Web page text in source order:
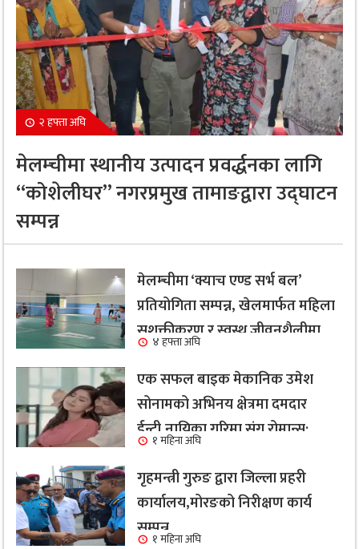
२ हफ्ता अघि
मेलम्चीमा स्थानीय उत्पादन प्रवर्द्धनका लागि
“कोशेलीघर” नगरप्रमुख तामाङद्वारा उद्घाटन
सम्पन्न
मेलम्चीमा ‘क्याच एण्ड सर्भ बल’
प्रतियोगिता सम्पन्न, खेलमार्फत महिला
सशक्तीकरण र स्वस्थ जीवनशैलीमा
जोड
४ हफ्ता अघि
एक सफल बाइक मेकानिक उमेश
सोनामको अभिनय क्षेत्रमा दमदार
ईन्ट्री,नायिका गरिमा संग रोमान्स:
हेर्नुहोस भिडियो ।
१ महिना अघि
गृहमन्त्री गुरुङ द्वारा जिल्ला प्रहरी
कार्यालय,मोरङको निरीक्षण कार्य
सम्पन्न१ महिना अघि